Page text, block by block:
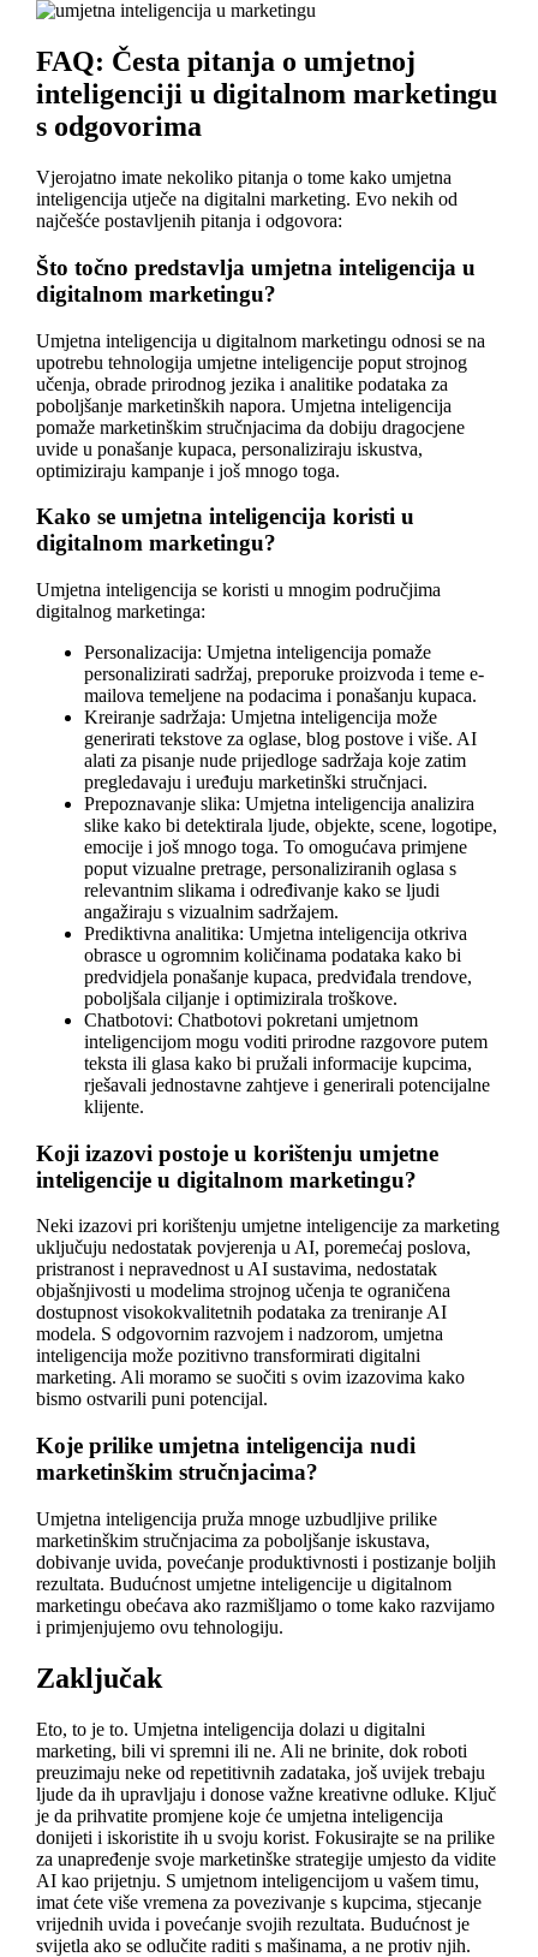
FAQ: Česta pitanja o umjetnoj
inteligenciji u digitalnom marketingu
s odgovorima
Vjerojatno imate nekoliko pitanja o tome kako umjetna
inteligencija utječe na digitalni marketing. Evo nekih od
najčešće postavljenih pitanja i odgovora:
Što točno predstavlja umjetna inteligencija u
digitalnom marketingu?
Umjetna inteligencija u digitalnom marketingu odnosi se na
upotrebu tehnologija umjetne inteligencije poput strojnog
učenja, obrade prirodnog jezika i analitike podataka za
poboljšanje marketinških napora. Umjetna inteligencija
pomaže marketinškim stručnjacima da dobiju dragocjene
uvide u ponašanje kupaca, personaliziraju iskustva,
optimiziraju kampanje i još mnogo toga.
Kako se umjetna inteligencija koristi u
digitalnom marketingu?
Umjetna inteligencija se koristi u mnogim područjima
digitalnog marketinga:
Personalizacija: Umjetna inteligencija pomaže
personalizirati sadržaj, preporuke proizvoda i teme e-
mailova temeljene na podacima i ponašanju kupaca.
Kreiranje sadržaja: Umjetna inteligencija može
generirati tekstove za oglase, blog postove i više. AI
alati za pisanje nude prijedloge sadržaja koje zatim
pregledavaju i uređuju marketinški stručnjaci.
Prepoznavanje slika: Umjetna inteligencija analizira
slike kako bi detektirala ljude, objekte, scene, logotipe,
emocije i još mnogo toga. To omogućava primjene
poput vizualne pretrage, personaliziranih oglasa s
relevantnim slikama i određivanje kako se ljudi
angažiraju s vizualnim sadržajem.
Prediktivna analitika: Umjetna inteligencija otkriva
obrasce u ogromnim količinama podataka kako bi
predvidjela ponašanje kupaca, predviđala trendove,
poboljšala ciljanje i optimizirala troškove.
Chatbotovi: Chatbotovi pokretani umjetnom
inteligencijom mogu voditi prirodne razgovore putem
teksta ili glasa kako bi pružali informacije kupcima,
rješavali jednostavne zahtjeve i generirali potencijalne
klijente.
Koji izazovi postoje u korištenju umjetne
inteligencije u digitalnom marketingu?
Neki izazovi pri korištenju umjetne inteligencije za marketing
uključuju nedostatak povjerenja u AI, poremećaj poslova,
pristranost i nepravednost u AI sustavima, nedostatak
objašnjivosti u modelima strojnog učenja te ograničena
dostupnost visokokvalitetnih podataka za treniranje AI
modela. S odgovornim razvojem i nadzorom, umjetna
inteligencija može pozitivno transformirati digitalni
marketing. Ali moramo se suočiti s ovim izazovima kako
bismo ostvarili puni potencijal.
Koje prilike umjetna inteligencija nudi
marketinškim stručnjacima?
Umjetna inteligencija pruža mnoge uzbudljive prilike
marketinškim stručnjacima za poboljšanje iskustava,
dobivanje uvida, povećanje produktivnosti i postizanje boljih
rezultata. Budućnost umjetne inteligencije u digitalnom
marketingu obećava ako razmišljamo o tome kako razvijamo
i primjenjujemo ovu tehnologiju.
Zaključak
Eto, to je to. Umjetna inteligencija dolazi u digitalni
marketing, bili vi spremni ili ne. Ali ne brinite, dok roboti
preuzimaju neke od repetitivnih zadataka, još uvijek trebaju
ljude da ih upravljaju i donose važne kreativne odluke. Ključ
je da prihvatite promjene koje će umjetna inteligencija
donijeti i iskoristite ih u svoju korist. Fokusirajte se na prilike
za unapređenje svoje marketinške strategije umjesto da vidite
AI kao prijetnju. S umjetnom inteligencijom u vašem timu,
imat ćete više vremena za povezivanje s kupcima, stjecanje
vrijednih uvida i povećanje svojih rezultata. Budućnost je
svijetla ako se odlučite raditi s mašinama, a ne protiv njih.